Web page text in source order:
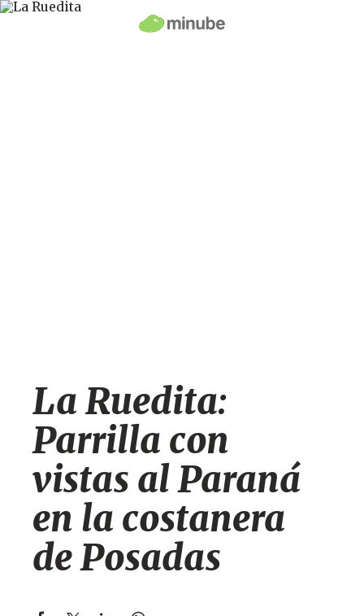
La Ruedita:
Parrilla con
vistas al Paraná
en la costanera
de Posadas